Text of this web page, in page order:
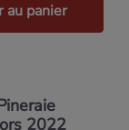
au panier
2022